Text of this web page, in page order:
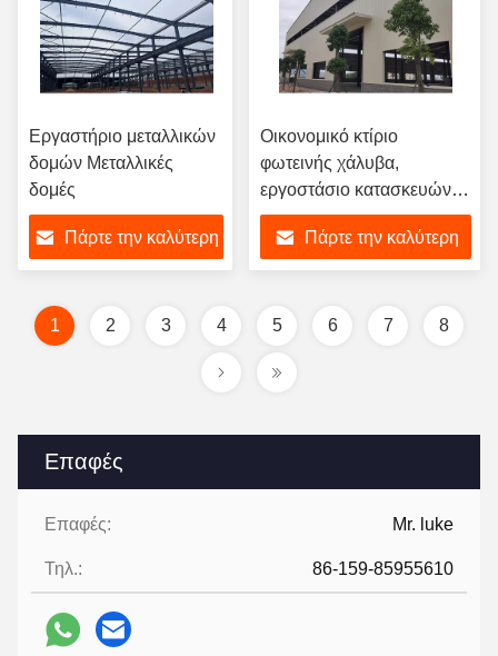
Επαφές
Επαφές: Mr. luke
Τηλ.: 86-159-85955610
Εργαστήριο μεταλλικών
δομών Μεταλλικές
δομές
Πάρτε την καλύτερη
Οικονομικό κτίριο
φωτεινής χάλυβα,
εργοστάσιο κατασκευών
χάλυβα.
Πάρτε την καλύτερη
1 2 3 4 5 6 7 8